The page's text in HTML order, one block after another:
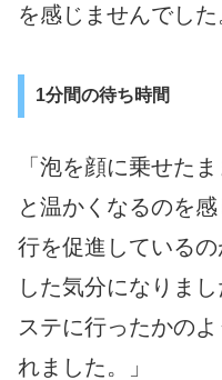
を感じませんでした
1分間の待ち時間
「泡を顔に乗せた
と温かくなるのを
行を促進している
した気分になりま
ステに行ったかの
れました。」